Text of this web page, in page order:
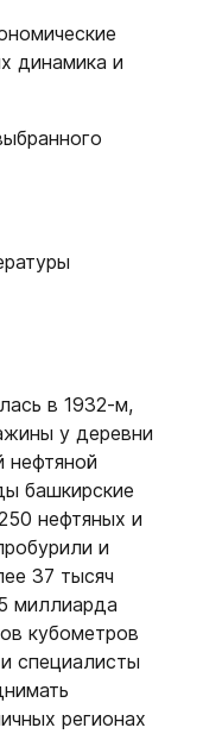
динамика и
в 1932-м,
у деревни
нефтяной
башкирские
нефтяных и
и
37 тысяч
миллиарда
кубометров
специалисты
регионах